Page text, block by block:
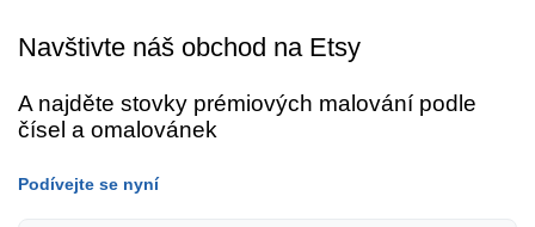
Navštivte náš obchod na Etsy
A najděte stovky prémiových malování podle
čísel a omalovánek
Podívejte se nyní